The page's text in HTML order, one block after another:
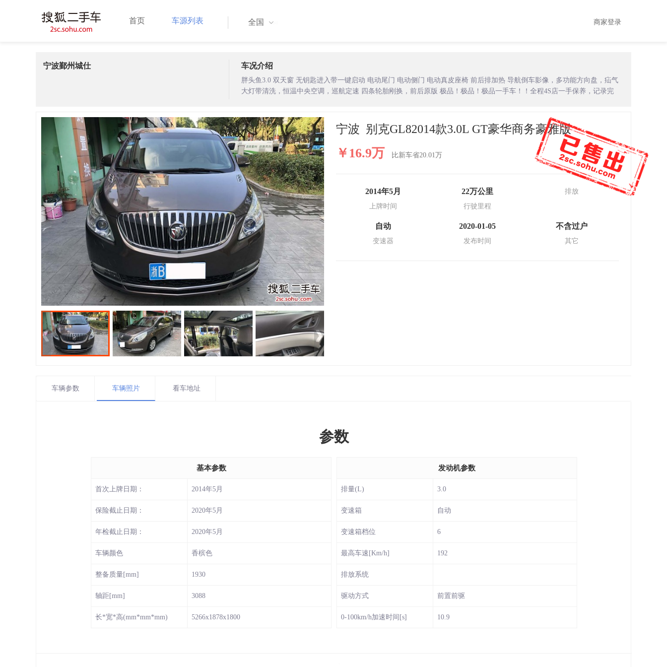
首页 车源列表 全国 商家登录
宁波鄞州城仕 车况介绍
胖头鱼3.0 双天窗 无钥匙进入带一键启动 电动尾门 电动侧门 电动真皮座椅 前后排加热 导航倒车影像，多功能方向盘，疝气
大灯带清洗，恒温中央空调，巡航定速 四条轮胎刚换，前后原版 极品！极品！极品一手车！！全程4S店一手保养，记录完
宁波 别克GL82014款3.0L GT豪华商务豪雅版
￥16.9万 比新车省20.01万
2014年5月
上牌时间
22万公里
行驶里程
排放
自动
变速器
2020-01-05
发布时间
不含过户
其它
车辆参数 车辆照片 看车地址
参数
基本参数
首次上牌日期： 2014年5月
保险截止日期： 2020年5月
年检截止日期： 2020年5月
车辆颜色 香槟色
整备质量[mm] 1930
轴距[mm] 3088
长*宽*高(mm*mm*mm) 5266x1878x1800
发动机参数
排量(L) 3.0
变速箱 自动
变速箱档位 6
最高车速[Km/h] 192
排放系统
驱动方式 前置前驱
0-100km/h加速时间[s] 10.9